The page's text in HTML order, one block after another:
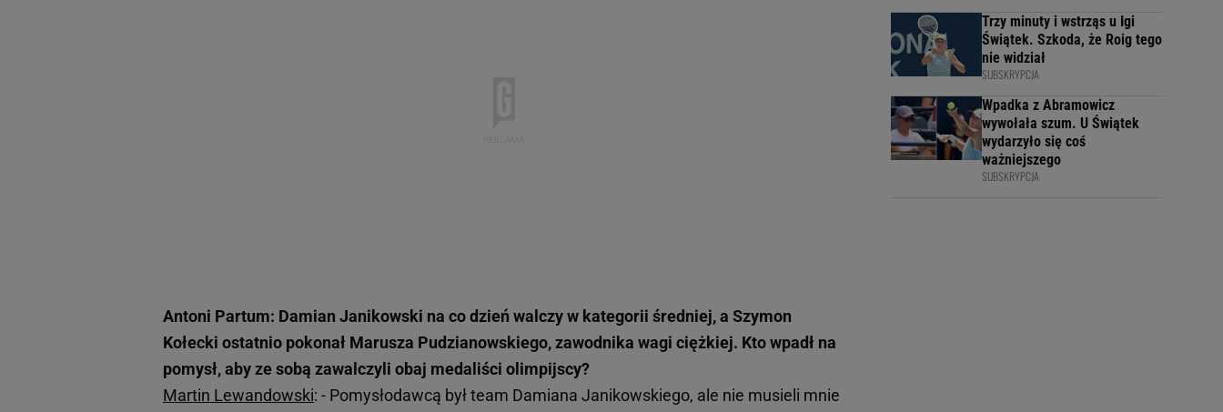
Antoni Partum: Damian Janikowski na co dzień walczy w kategorii średniej, a Szymon
Kołecki ostatnio pokonał Marusza Pudzianowskiego, zawodnika wagi ciężkiej. Kto wpadł na
pomysł, aby ze sobą zawalczyli obaj medaliści olimpijscy?
Martin Lewandowski: - Pomysłodawcą był team Damiana Janikowskiego, ale nie musieli mnie
Trzy minuty i wstrząs u Igi
Świątek. Szkoda, że Roig tego
nie widział
SUBSKRYPCJA
Wpadka z Abramowicz
wywołała szum. U Świątek
wydarzyło się coś
ważniejszego
SUBSKRYPCJA